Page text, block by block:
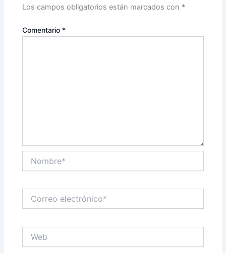
Los campos obligatorios están marcados con *
Comentario *
electrónico*